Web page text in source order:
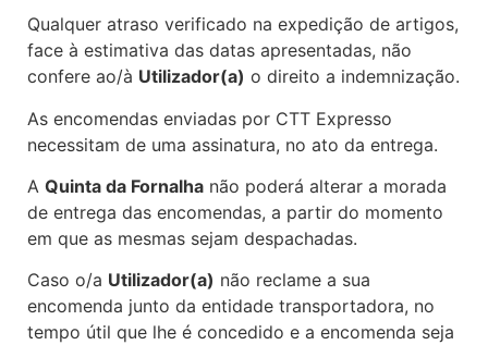
Qualquer atraso verificado na expedição de artigos,
face à estimativa das datas apresentadas, não
confere ao/à Utilizador(a) o direito a indemnização.
As encomendas enviadas por CTT Expresso
necessitam de uma assinatura, no ato da entrega.
A Quinta da Fornalha não poderá alterar a morada
de entrega das encomendas, a partir do momento
em que as mesmas sejam despachadas.
Caso o/a Utilizador(a) não reclame a sua
encomenda junto da entidade transportadora, no
tempo útil que lhe é concedido e a encomenda seja